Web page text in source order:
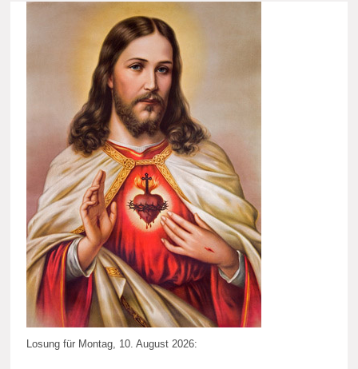
Losung für Montag, 10. August 2026: